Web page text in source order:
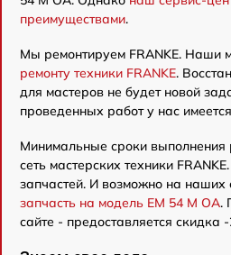
преимуществами.
Мы ремонтируем FRANKE. Наши
ремонту техники FRANKE.
для мастеров не будет новой
проведенных работ у нас
Минимальные сроки
сеть мастерских техники
запчастей. И возможно на наших
запчасть на модель EM 54 M OA.
сайте - предоставляется скидка